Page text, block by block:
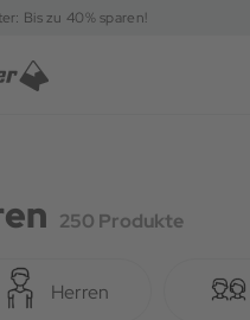
Bis zu 40% sparen!
250 Produkte
Herren